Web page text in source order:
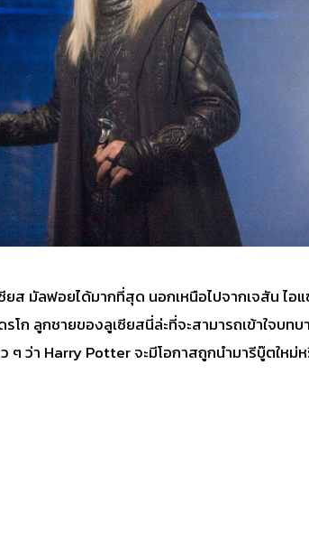
ซียส มัลฟอยได้มากที่สุด นอกเหนือไปจากเจสัน ไ
โก ลูกชายของลูเซียสนี่ล่ะที่จะสามารถเข้าใจบท
ว่า Harry Potter จะมีโอกาสถูกนำมารีบู๊ตใหม่ห